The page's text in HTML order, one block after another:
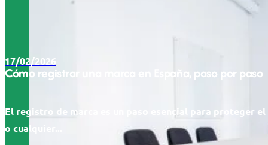
17/02/2026
Cómo registrar una marca en España, paso por paso
El registro de marca es un paso esencial para proteger
o cualquier...